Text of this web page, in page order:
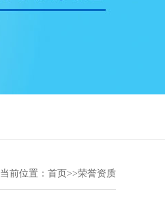
当前位置： 首页 >>荣誉资质